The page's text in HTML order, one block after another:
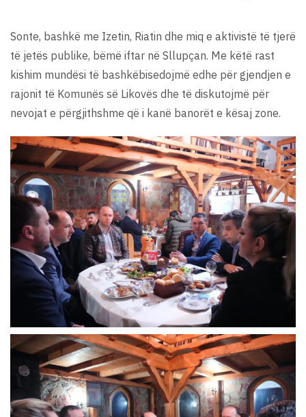
Sonte, bashkë me Izetin, Riatin dhe miq e aktivistë të tjerë
të jetës publike, bëmë iftar në Sllupçan. Me këtë rast
kishim mundësi të bashkëbisedojmë edhe për gjendjen e
rajonit të Komunës së Likovës dhe të diskutojmë për
nevojat e përgjithshme që i kanë banorët e kësaj zone.